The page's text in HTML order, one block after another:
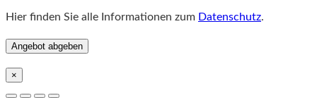
Hier finden Sie alle Informationen zum Datenschutz.
×